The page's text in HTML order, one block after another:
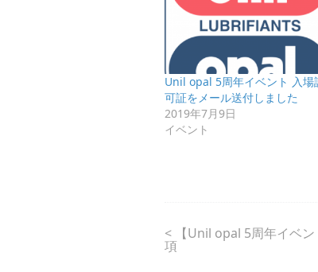
Unil opal 5周年イベント 入場
可証をメール送付しました
2019年7月9日
イベント
< 【Unil opal 5周年イベ
項